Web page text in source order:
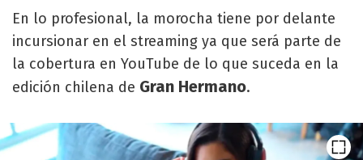
En lo profesional, la morocha tiene por delante
incursionar en el streaming ya que será parte de
la cobertura en YouTube de lo que suceda en la
edición chilena de Gran Hermano.